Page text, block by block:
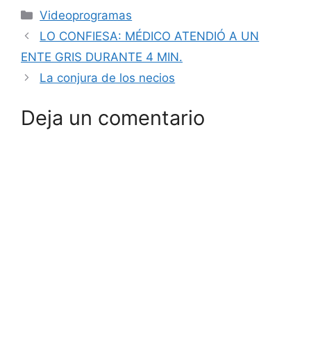
Categorías
Videoprogramas
LO CONFIESA: MÉDICO ATENDIÓ A UN
ENTE GRIS DURANTE 4 MIN.
La conjura de los necios
Deja un comentario